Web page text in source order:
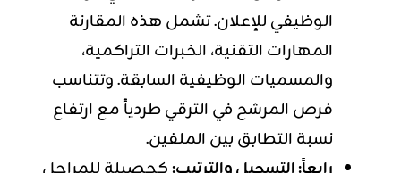
الوظيفي للإعلان. تشمل هذه المقارنة
المهارات التقنية، الخبرات التراكمية،
والمسميات الوظيفية السابقة. وتتناسب
فرص المرشح في الترقي طردياً مع ارتفاع
نسبة التطابق بين الملفين.